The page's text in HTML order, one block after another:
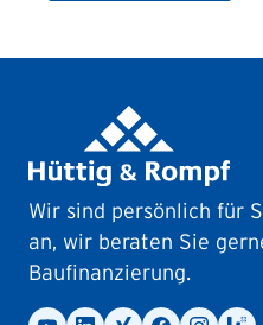
Wir sind persönlich für
an, wir beraten Sie
Baufinanzierung.